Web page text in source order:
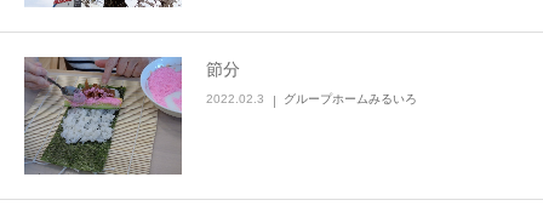
節分
2022.02.3 グループホームみるいろ